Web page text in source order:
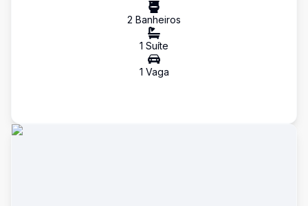
2 Banheiros
1 Suíte
1 Vaga